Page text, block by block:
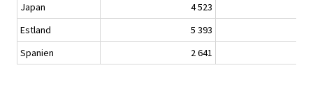
Japan
4 523
Estland
5 393
Spanien
2 641